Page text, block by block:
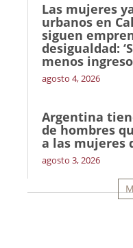
Las mujeres
urbanos en
siguen
desigualdad:
menos
agosto 4, 2026
Argentina
de hombres
a las mujeres
agosto 3, 2026